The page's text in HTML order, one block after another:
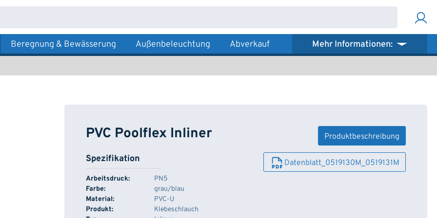
Beregnung & Bewässerung Außenbeleuchtung Abverkauf Mehr Informationen:
PVC Poolflex Inliner Produktbeschreibung
Spezifikation Datenblatt_0519130M_0519131M
Arbeitsdruck:
PN5
Farbe:
grau/blau
Material:
PVC-U
Produkt:
Klebeschlauch